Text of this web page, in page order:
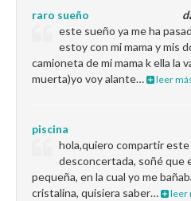
raro sueño
este sueño ya me ha
estoy con mi mama y mis
camioneta de mi mama k ella la
muerta)yo voy alante…
leer
piscina
hola,quiero compartir
desconcertada, soñé que
pequeña, en la cual yo me
cristalina, quisiera saber…
leer